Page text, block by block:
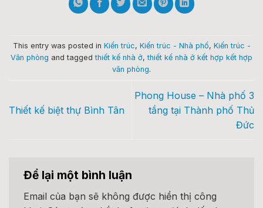
This entry was posted in Kiến trúc, Kiến trúc - Nhà phố, Kiến trúc -
Văn phòng and taggedthiết kế nhà ở,thiết kế nhà ở kết hợp kết hợp
văn phòng.
Thiết kế biệt thự Bình Tân
Phong House – Nhà phố 3
tầng tại Thành phố Thủ
Đức
Để lại một bình luận
Email của bạn sẽ không được hiển thị công